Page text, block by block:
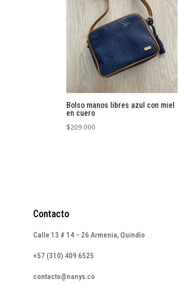
Bolso manos libres azul con miel
en cuero
$209.000
Contacto
Calle 13 # 14 – 26 Armenia, Quindío
+57 (310) 409 6525
contacto@nanys.co